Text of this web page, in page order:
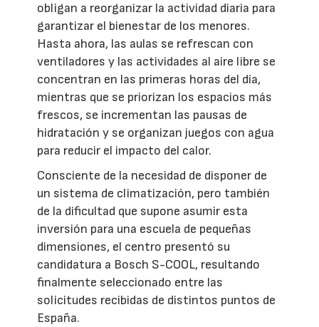
obligan a reorganizar la actividad diaria para
garantizar el bienestar de los menores.
Hasta ahora, las aulas se refrescan con
ventiladores y las actividades al aire libre se
concentran en las primeras horas del día,
mientras que se priorizan los espacios más
frescos, se incrementan las pausas de
hidratación y se organizan juegos con agua
para reducir el impacto del calor.
Consciente de la necesidad de disponer de
un sistema de climatización, pero también
de la dificultad que supone asumir esta
inversión para una escuela de pequeñas
dimensiones, el centro presentó su
candidatura a Bosch S-COOL, resultando
finalmente seleccionado entre las
solicitudes recibidas de distintos puntos de
España.